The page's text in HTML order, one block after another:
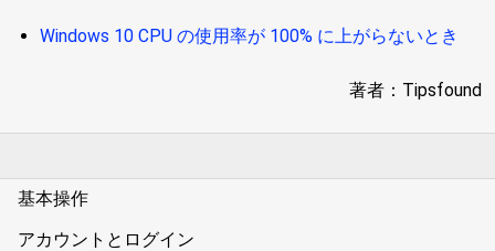
Windows 10 CPU の使用率が 100% に上がらないとき
著者：Tipsfound
基本操作
アカウントとログイン